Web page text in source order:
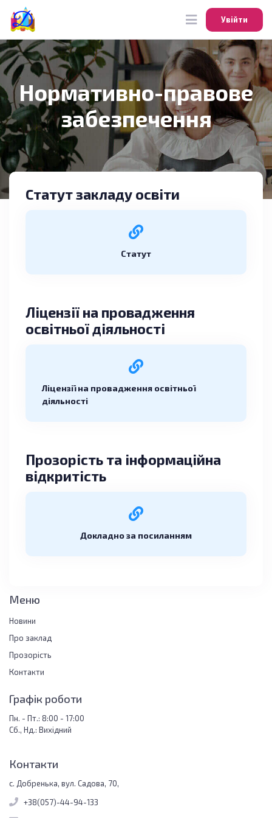
Увійти
Увійти
Нормативно-правове
забезпечення
Cтатут закладу освіти
Статут
Ліцензії на провадження
освітньої діяльності
Ліцензії на провадження освітньої
діяльності
Прозорість та інформаційна
відкритість
Докладно за посиланням
Меню
Новини
Про заклад
Прозорість
Контакти
Графік роботи
Пн. - Пт.: 8:00 - 17:00
Сб., Нд.: Вихідний
Контакти
с. Добренька, вул. Садова, 70,
+38(057)-44-94-133